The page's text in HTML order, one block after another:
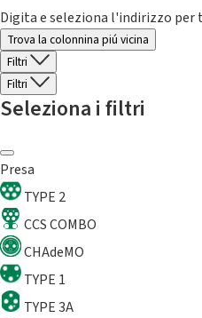
Digita e seleziona l'indirizzo
Trova la colonnina piú vicina
Filtri
Filtri
Seleziona i filtri
Presa
TYPE 2
CCS COMBO
CHAdeMO
TYPE 1
TYPE 3A